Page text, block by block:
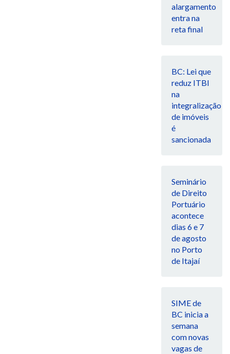
alargamento
entra na
reta final
BC: Lei que
reduz ITBI
na
integralização
de imóveis
é
sancionada
Seminário
de Direito
Portuário
acontece
dias 6 e 7
de agosto
no Porto
de Itajaí
SIME de
BC inicia a
semana
com novas
vagas de